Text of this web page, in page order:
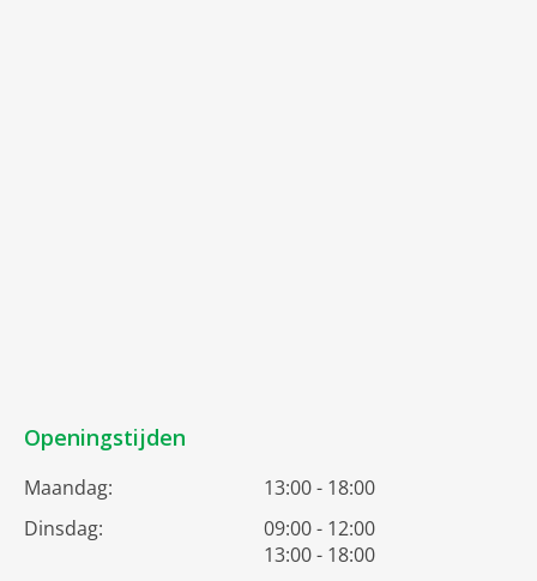
Openingstijden
Maandag:
13:00 - 18:00
Dinsdag:
09:00 - 12:00
13:00 - 18:00